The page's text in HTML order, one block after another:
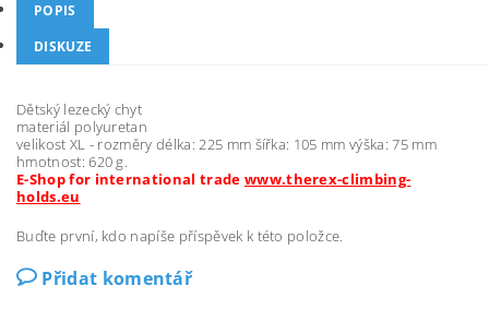
POPIS
DISKUZE
Dětský lezecký chyt
materiál polyuretan
velikost XL - rozměry délka: 225 mm šířka: 105 mm výška: 75 mm
hmotnost: 620 g.
E-Shop for international trade www.therex-climbing-
holds.eu
Buďte první, kdo napíše příspěvek k této položce.
Přidat komentář